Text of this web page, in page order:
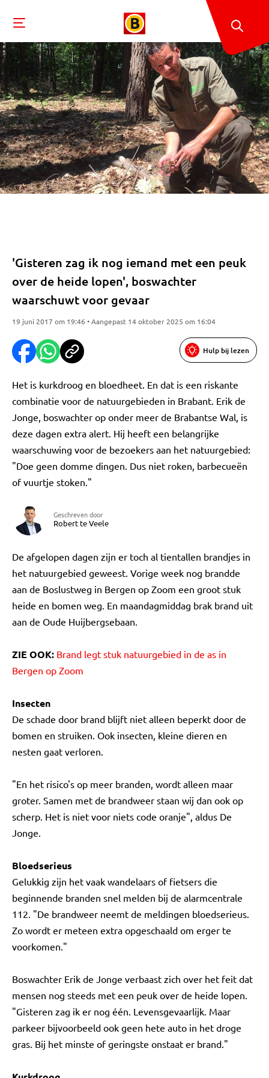
'Gisteren zag ik nog iemand met een peuk
over de heide lopen', boswachter
waarschuwt voor gevaar
19 juni 2017 om 19:46 • Aangepast 14 oktober 2025 om 16:04
Hulp bij lezen
Het is kurkdroog en bloedheet. En dat is een riskante
combinatie voor de natuurgebieden in Brabant. Erik de
Jonge, boswachter op onder meer de Brabantse Wal, is
deze dagen extra alert. Hij heeft een belangrijke
waarschuwing voor de bezoekers aan het natuurgebied:
"Doe geen domme dingen. Dus niet roken, barbecueën
of vuurtje stoken."
Geschreven door
Robert te Veele
De afgelopen dagen zijn er toch al tientallen brandjes in
het natuurgebied geweest. Vorige week nog brandde
aan de Boslustweg in Bergen op Zoom een groot stuk
heide en bomen weg. En maandagmiddag brak brand uit
aan de Oude Huijbergsebaan.
ZIE OOK: Brand legt stuk natuurgebied in de as in
Bergen op Zoom
Insecten
De schade door brand blijft niet alleen beperkt door de
bomen en struiken. Ook insecten, kleine dieren en
nesten gaat verloren.
"En het risico's op meer branden, wordt alleen maar
groter. Samen met de brandweer staan wij dan ook op
scherp. Het is niet voor niets code oranje", aldus De
Jonge.
Bloedserieus
Gelukkig zijn het vaak wandelaars of fietsers die
beginnende branden snel melden bij de alarmcentrale
112. "De brandweer neemt de meldingen bloedserieus.
Zo wordt er meteen extra opgeschaald om erger te
voorkomen."
Boswachter Erik de Jonge verbaast zich over het feit dat
mensen nog steeds met een peuk over de heide lopen.
"Gisteren zag ik er nog één. Levensgevaarlijk. Maar
parkeer bijvoorbeeld ook geen hete auto in het droge
gras. Bij het minste of geringste onstaat er brand."